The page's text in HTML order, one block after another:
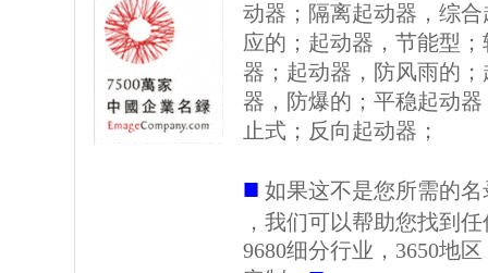
动器；隔离起动器，综
应的；起动器，节能型
器；起动器，防风雨的
器，防爆的；平稳起动
止式；反向起动器；
■ 如果这不是您所需的
，我们可以帮助您找到
9680细分行业，3650地